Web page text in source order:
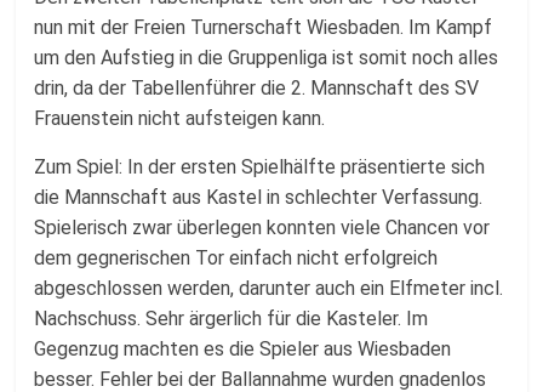
nun mit der Freien Turnerschaft Wiesbaden. Im Kampf
um den Aufstieg in die Gruppenliga ist somit noch alles
drin, da der Tabellenführer die 2. Mannschaft des SV
Frauenstein nicht aufsteigen kann.
Zum Spiel: In der ersten Spielhälfte präsentierte sich
die Mannschaft aus Kastel in schlechter Verfassung.
Spielerisch zwar überlegen konnten viele Chancen vor
dem gegnerischen Tor einfach nicht erfolgreich
abgeschlossen werden, darunter auch ein Elfmeter incl.
Nachschuss. Sehr ärgerlich für die Kasteler. Im
Gegenzug machten es die Spieler aus Wiesbaden
besser. Fehler bei der Ballannahme wurden gnadenlos